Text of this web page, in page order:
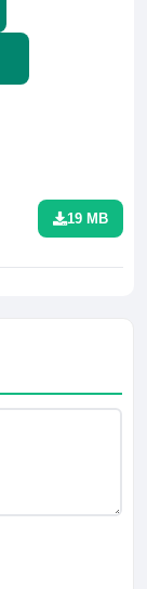
19 MB